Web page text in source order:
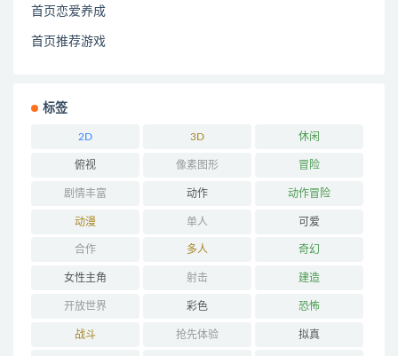
首页恋爱养成
首页推荐游戏
标签
2D 3D 休闲
俯视 像素图形 冒险
剧情丰富 动作 动作冒险
动漫 单人 可爱
合作 多人 奇幻
女性主角 射击 建造
开放世界 彩色 恐怖
战斗 抢先体验 拟真